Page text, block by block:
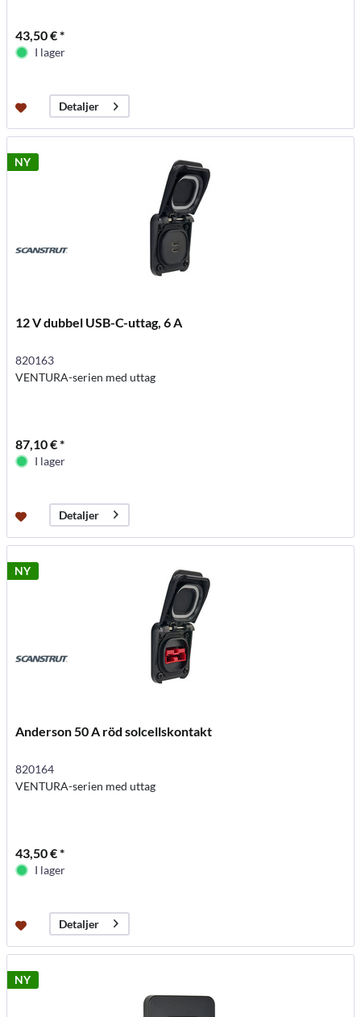
43,50 € *
I lager
Detaljer
NY
12 V dubbel USB-C-uttag, 6 A
820163
VENTURA-serien med uttag
87,10 € *
I lager
Detaljer
NY
Anderson 50 A röd solcellskontakt
820164
VENTURA-serien med uttag
43,50 € *
I lager
Detaljer
NY